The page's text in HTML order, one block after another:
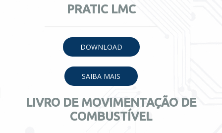
PRATIC LMC
DOWNLOAD
SAIBA MAIS
LIVRO DE MOVIMENTAÇÃO DE
COMBUSTÍVEL